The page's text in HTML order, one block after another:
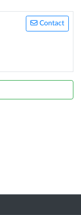
Contact